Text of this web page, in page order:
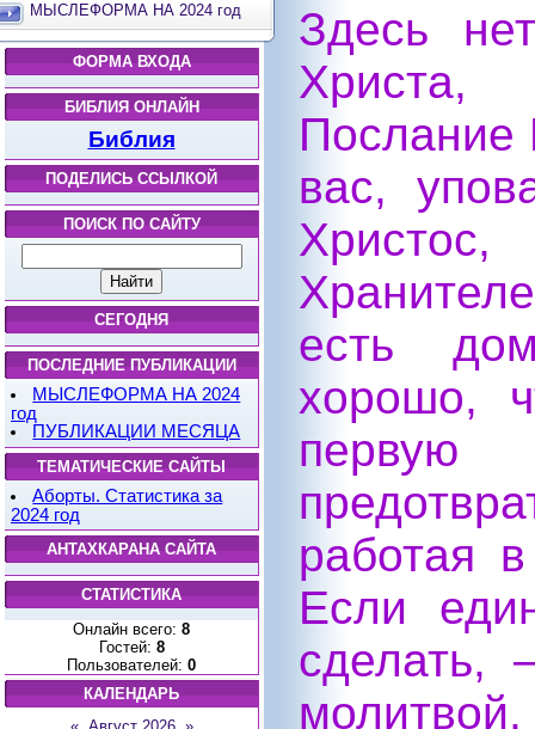
МЫСЛЕФОРМА НА 2024 год
ФОРМА ВХОДА
БИБЛИЯ ОНЛАЙН
Библия
ПОДЕЛИСЬ ССЫЛКОЙ
ПОИСК ПО САЙТУ
СЕГОДНЯ
ПОСЛЕДНИЕ ПУБЛИКАЦИИ
МЫСЛЕФОРМА НА 2024
год
ПУБЛИКАЦИИ МЕСЯЦА
ТЕМАТИЧЕСКИЕ САЙТЫ
Аборты. Статистика за
2024 год
АНТАХКАРАНА САЙТА
СТАТИСТИКА
Онлайн всего: 8
Гостей: 8
Пользователей: 0
КАЛЕНДАРЬ
Здесь
Послание
вас,
есть
хорошо,
работая
Если
сделать,